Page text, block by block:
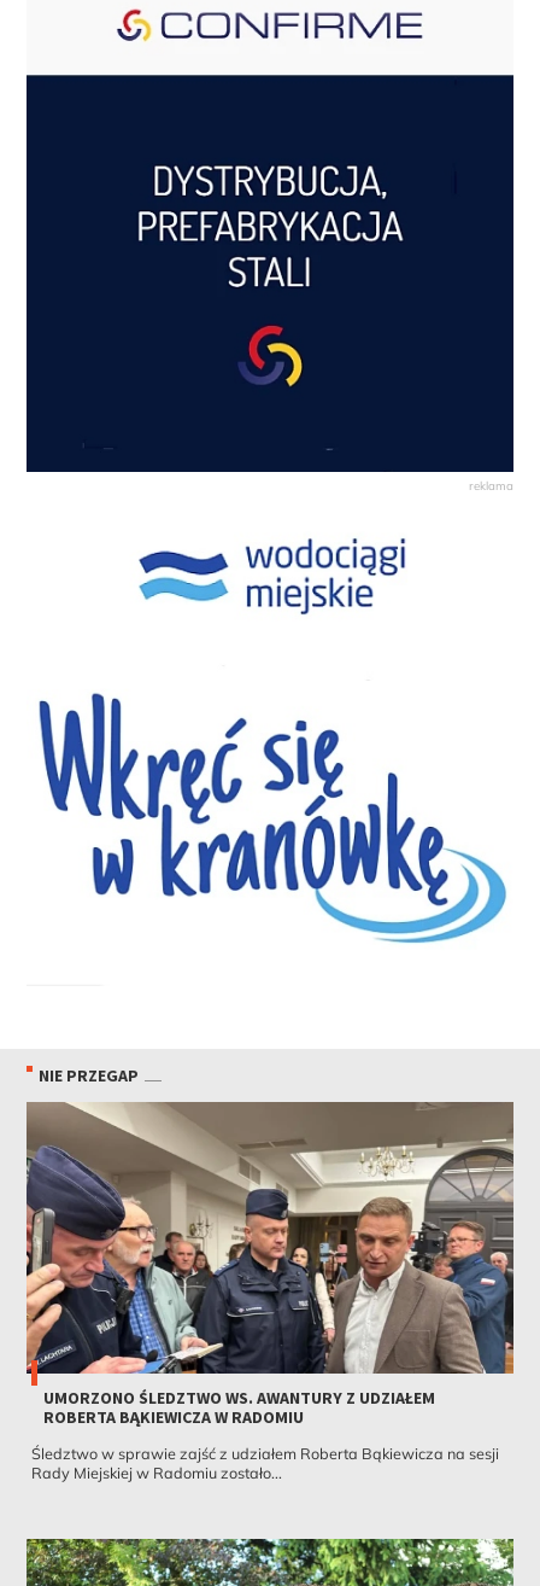
NIE PRZEGAP
UMORZONO ŚLEDZTWO WS. AWANTURY Z UDZIAŁEM
ROBERTA BĄKIEWICZA W RADOMIU
Śledztwo w sprawie zajść z udziałem Roberta Bąkiewicza na sesji
Rady Miejskiej w Radomiu zostało...